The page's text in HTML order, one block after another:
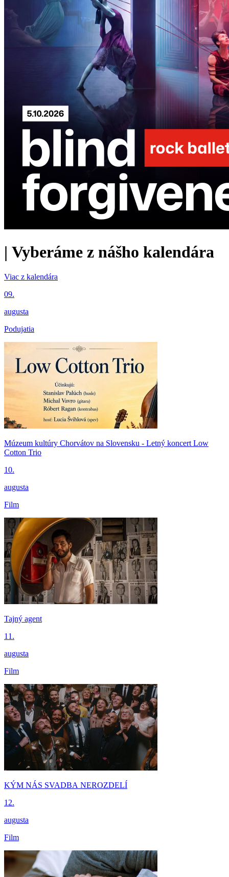
| Vyberáme z nášho kalendára
Viac z kalendára
09.
augusta
Podujatia
Múzeum kultúry Chorvátov na Slovensku - Letný koncert Low
Cotton Trio
10.
augusta
Film
Tajný agent
11.
augusta
Film
KÝM NÁS SVADBA NEROZDELÍ
12.
augusta
Film